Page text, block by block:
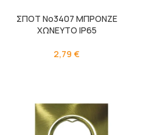
ΣΠΟΤ Νο3407 ΜΠΡΟΝΖΕ
ΧΩΝΕΥΤΟ IP65
2,79 €